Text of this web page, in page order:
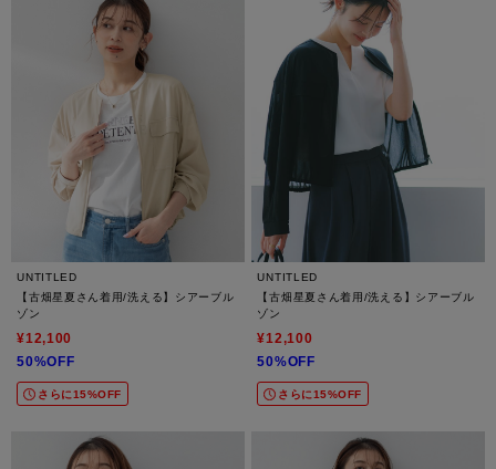
UNTITLED
【古畑星夏さん着用/洗える】シアーブル
ゾン
¥12,100
50%OFF
さらに15%OFF
UNTITLED
【古畑星夏さん着用/洗える】シアーブル
ゾン
¥12,100
50%OFF
さらに15%OFF